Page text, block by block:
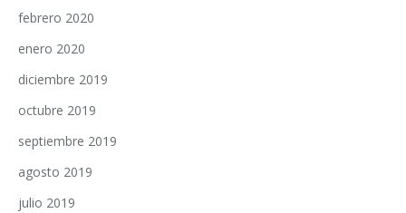
febrero 2020
enero 2020
diciembre 2019
octubre 2019
septiembre 2019
agosto 2019
julio 2019